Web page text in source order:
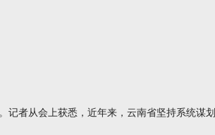
者从会上获悉，近年来，云南省坚持系统谋